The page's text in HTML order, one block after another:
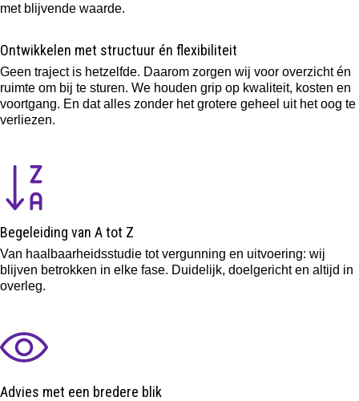
met blijvende waarde.
Ontwikkelen met structuur én flexibiliteit
Geen traject is hetzelfde. Daarom zorgen wij voor overzicht én
ruimte om bij te sturen. We houden grip op kwaliteit, kosten en
voortgang. En dat alles zonder het grotere geheel uit het oog te
verliezen.
Begeleiding van A tot Z
Van haalbaarheidsstudie tot vergunning en uitvoering: wij
blijven betrokken in elke fase. Duidelijk, doelgericht en altijd in
overleg.
Advies met een bredere blik